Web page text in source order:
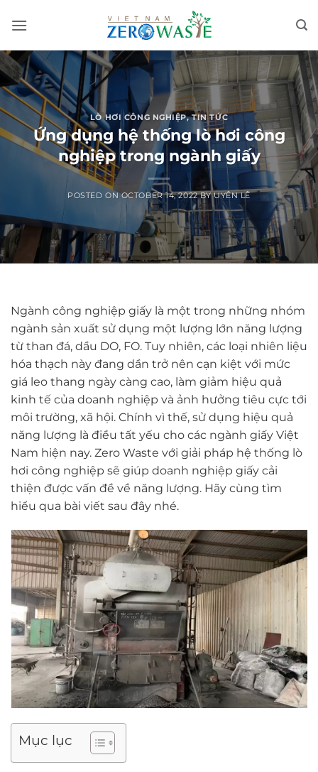
LÒ HƠI CÔNG NGHIỆP,TIN TỨC
Ứng dụng hệ thống lò hơi công
nghiệp trong ngành giấy
POSTED ONOCTOBER 14, 2022 BYUYÊN LÊ
Ngành công nghiệp giấy là một trong những nhóm
ngành sản xuất sử dụng một lượng lớn năng lượng
từ than đá, dầu DO, FO. Tuy nhiên, các loại nhiên liệu
hóa thạch này đang dần trở nên cạn kiệt với mức
giá leo thang ngày càng cao, làm giảm hiệu quả
kinh tế của doanh nghiệp và ảnh hưởng tiêu cực tới
môi trường, xã hội. Chính vì thế, sử dụng hiệu quả
năng lượng là điều tất yếu cho các ngành giấy Việt
Nam hiện nay. Zero Waste với giải pháp hệ thống lò
hơi công nghiệp sẽ giúp doanh nghiệp giấy cải
thiện được vấn đề về năng lượng. Hãy cùng tìm
hiểu qua bài viết sau đây nhé.
Mục lục